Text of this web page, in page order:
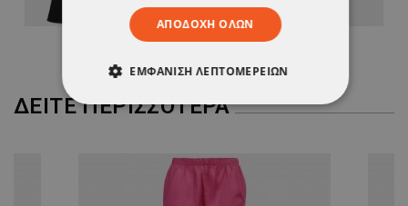
ΔΕΊΤΕ ΠΕΡΙΣΣΌΤΕΡΑ
ΑΠΟΔΟΧΉ ΌΛΩΝ
ΕΜΦΆΝΙΣΗ ΛΕΠΤΟΜΕΡΕΙΏΝ
ΑΠΟΛΎΤΩΣ ΑΠΑΡΑΊΤΗΤΑ
ΑΠΌΔΟΣΗΣ ΣΤΌΧΕΥΣΗΣ
ΛΕΙΤΟΥΡΓΙΚΌΤΗΤΑΣ